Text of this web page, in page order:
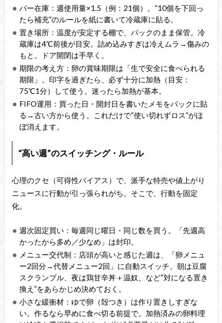
パー在庫：週使用量×1.5（例：21個）。“10個を下回っ
たら補充”のルールを紙に書いて冷蔵庫に貼る。
置き場所：温度が安定する棚で、パックのまま保管。冷
蔵庫は4℃前後が目安。詰め込みすぎは冷えムラ→傷みの
もと。ドア開閉は手早く。
期限の考え方：卵の賞味期限は「生で安全に食べられる
期限」。印字を過ぎたら、必ず十分に加熱（目安：
75℃1分）して使う。迷ったら加熱が基本。
FIFO運用：買った日・開封日を書いたメモをパックに貼
る→古い方から使う。これだけで“使い切れずロス”がほ
ぼ消えます。
“高い週”のスイッチング・ルール
心理のクセ（可得性バイアス）で、派手な特売や値上がり
ニュースに行動が引っ張られがち。そこで、行動を固定
化。
週次固定買い：毎週同じ曜日・同じ数を買う。「先週高
かったから多め／少なめ」は封印。
メニュー交代制：店頭が高いと感じた週は、「卵メニュ
ー2回分→代替メニュー2回」に自動スイッチ。朝は豆腐
スクランブル、夜は鶏甘辛丼＋温奴、など“対になる置き
換え”をあらかじめ決めておく。
小さな緩衝材：ゆで卵（殻つき）は作り置きしすぎな
い。作るなら早めに食べ切る前提で。加熱済みの卵料理